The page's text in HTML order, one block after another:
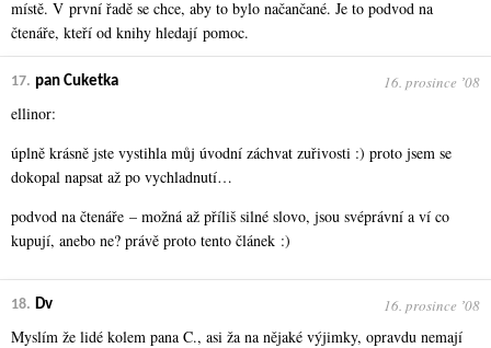
místě. V první řadě se chce, aby to bylo načančané. Je to podvod na
čtenáře, kteří od knihy hledají pomoc.
17. pan Cuketka 16. prosince ʼ08
ellinor:
úplně krásně jste vystihla můj úvodní záchvat zuřivosti :) proto jsem se
dokopal napsat až po vychladnutí…
podvod na čtenáře – možná až příliš silné slovo, jsou svéprávní a ví co
kupují, anebo ne? právě proto tento článek :)
18. Dv 16. prosince ʼ08
Myslím že lidé kolem pana C., asi ža na nějaké výjimky, opravdu nemají